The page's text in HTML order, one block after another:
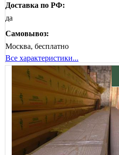
Доставка по РФ:
да
Самовывоз:
Москва, бесплатно
Все характеристики...